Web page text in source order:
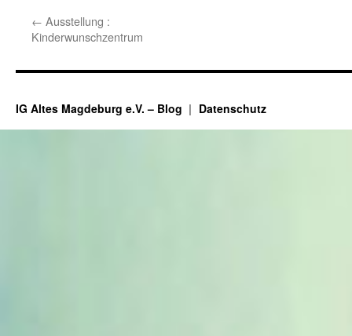
← Ausstellung :
Kinderwunschzentrum
IG Altes Magdeburg e.V. – Blog Datenschutz